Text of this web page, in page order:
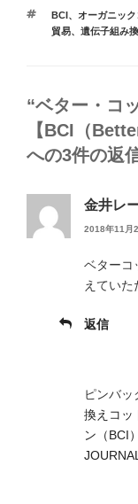
タ
グ
BCI、 オーガニッ
貿易、 遺伝子組み
“ベター・コ
【BCI（
への3件の返
金井レ
2018年11月
ベターコ
えていた
返信
ピンバッ
換えコッ
ン（BCI
JOURNAL